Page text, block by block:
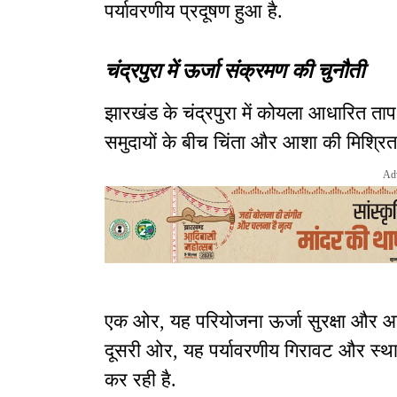
पर्यावरणीय प्रदूषण हुआ है.
चंद्रपुरा में ऊर्जा संक्रमण की चुनौती
झारखंड के चंद्रपुरा में कोयला आधारित
समुदायों के बीच चिंता और आशा की
एक ओर, यह परियोजना ऊर्जा सुरक्षा और
दूसरी ओर, यह पर्यावरणीय गिरावट और
कर रही है.